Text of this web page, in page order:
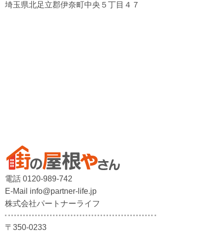
埼玉県北足立郡伊奈町中央５丁目４７
電話 0120-989-742
E-Mail info@partner-life.jp
株式会社パートナーライフ
〒350-0233